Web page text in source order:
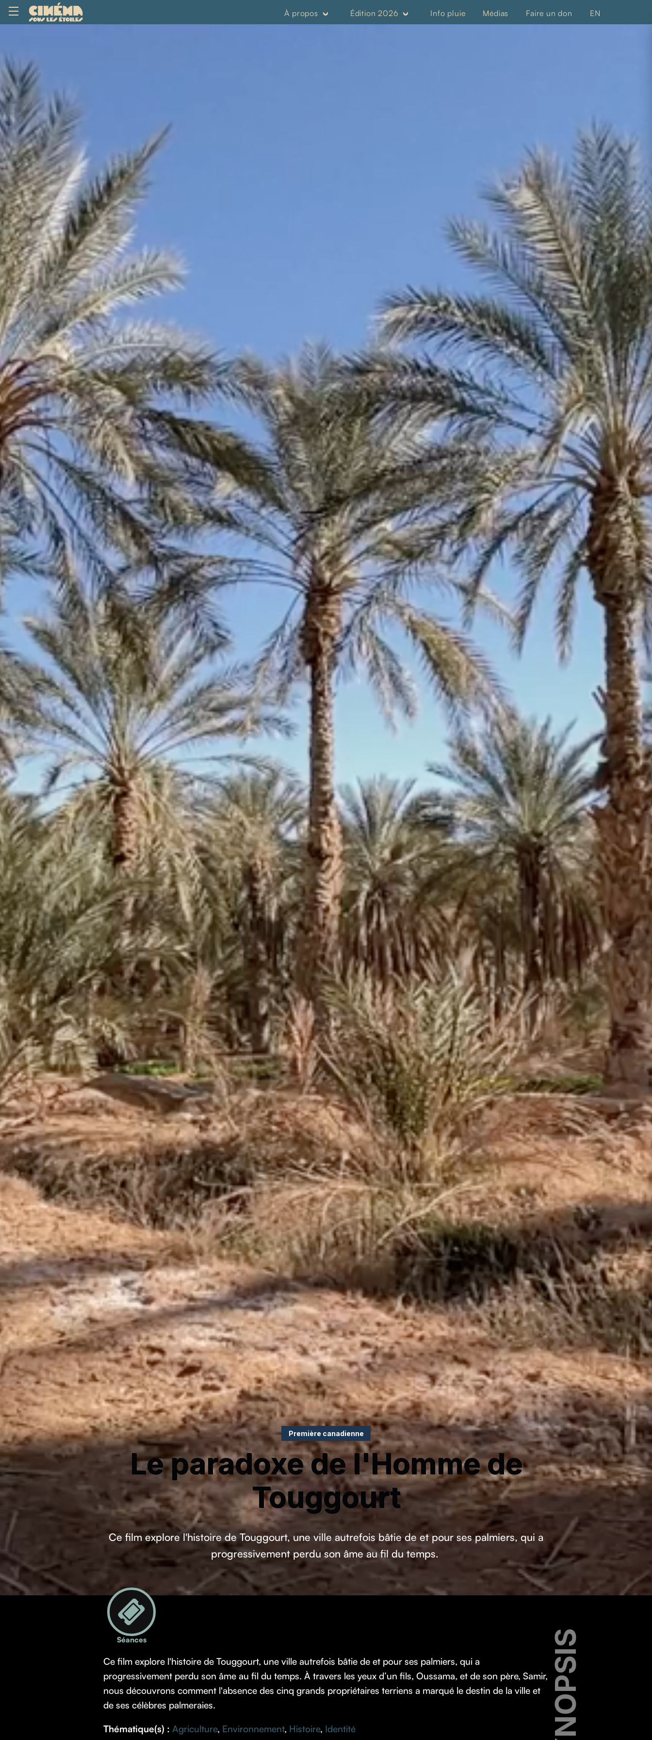
À propos Édition 2026 Info pluie Médias Faire un don EN
Première canadienne
Le paradoxe de l'Homme de
Touggourt
Ce film explore l'histoire de Touggourt, une ville autrefois bâtie de et pour ses palmiers, qui a
progressivement perdu son âme au fil du temps.
Séances SYNOPSIS
Ce film explore l'histoire de Touggourt, une ville autrefois bâtie de et pour ses palmiers, qui a
progressivement perdu son âme au fil du temps. À travers les yeux d’un fils, Oussama, et de son père, Samir,
nous découvrons comment l'absence des cinq grands propriétaires terriens a marqué le destin de la ville et
de ses célèbres palmeraies.
Thématique(s) : Agriculture, Environnement, Histoire, Identité